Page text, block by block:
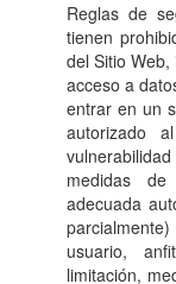
Reglas de
tienen
del Sitio
acceso a
entrar en un
autorizado
medidas
adecuada
usuario,
limitación,